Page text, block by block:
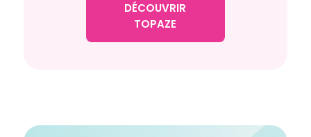
DÉCOUVRIR
TOPAZE